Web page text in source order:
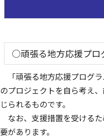
○頑張る地方応援プロ
「頑張る地方応援プログ
のプロジェクトを自ら考え
じられるものです。
なお、支援措置を受ける
要があります。